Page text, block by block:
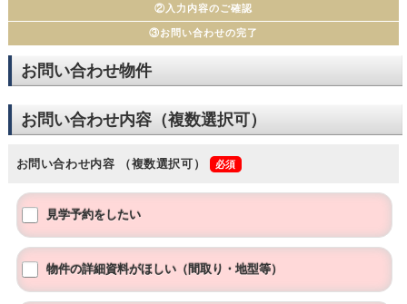
②入力内容のご確認
③お問い合わせの完了
お問い合わせ物件
お問い合わせ内容（複数選択可）
お問い合わせ内容 （複数選択可）
見学予約をしたい
物件の詳細資料がほしい（間取り・地型等）